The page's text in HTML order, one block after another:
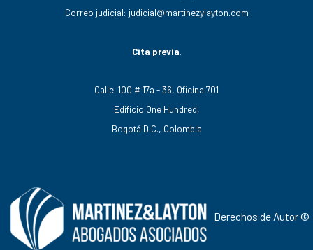
Correo judicial: judicial@martinezylayton.com
Cita previa.
Calle 100 # 17a - 36, Oficina 701
Edificio One Hundred,
Bogotá D.C., Colombia
Derechos de Autor ©